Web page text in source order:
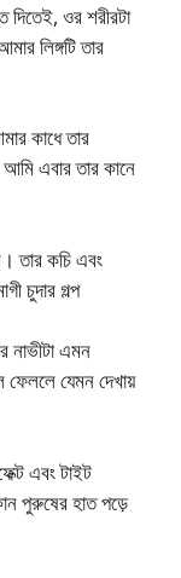
ওর শরীরটা
লিঙ্গটি তার
কাধে তার
এবার তার কানে
তার কচি এবং
চুদার গল্প
এমন
যেমন দেখায়
এবং টাইট
পুরুষের হাত পড়ে